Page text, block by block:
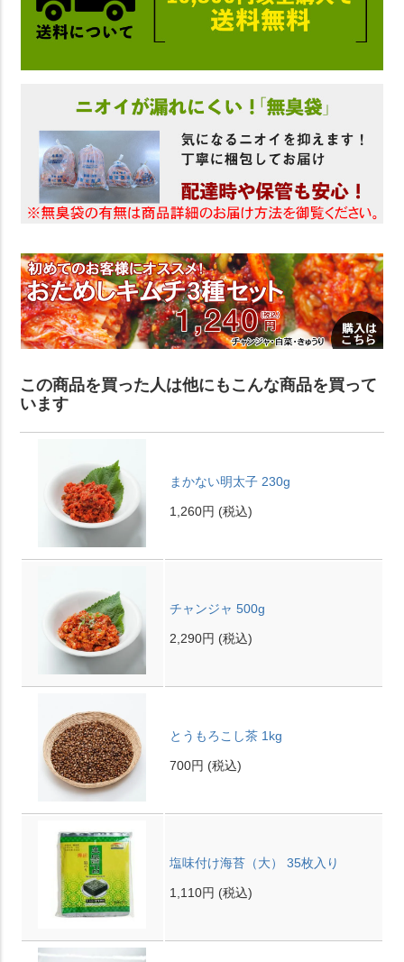
この商品を買った人は他にもこんな商品を買って
います
まかない明太子 230g
1,260円 (税込)
チャンジャ 500g
2,290円 (税込)
とうもろこし茶 1kg
700円 (税込)
塩味付け海苔（大） 35枚入り
1,110円 (税込)